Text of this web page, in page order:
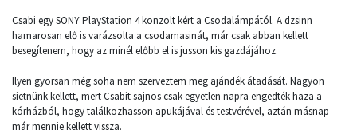
Csabi egy SONY PlayStation 4 konzolt kért a Csodalámpától. A dzsinn
hamarosan elő is varázsolta a csodamasinát, már csak abban kellett
besegítenem, hogy az minél előbb el is jusson kis gazdájához.
Ilyen gyorsan még soha nem szerveztem meg ajándék átadását. Nagyon
sietnünk kellett, mert Csabit sajnos csak egyetlen napra engedték haza a
kórházból, hogy találkozhasson apukájával és testvérével, aztán másnap
már mennie kellett vissza.